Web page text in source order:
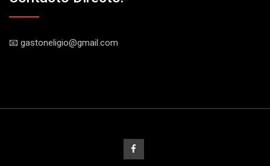
📧 gastoneligio@gmail.com